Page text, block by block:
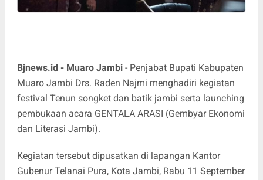
Bjnews.id - Muaro Jambi- Penjabat Bupati Kabupaten
Muaro Jambi Drs. Raden Najmi menghadiri kegiatan
festival Tenun songket dan batik jambi serta launching
pembukaan acara GENTALA ARASI (Gembyar Ekonomi
dan Literasi Jambi).
Kegiatan tersebut dipusatkan di lapangan Kantor
Gubenur Telanai Pura, Kota Jambi, Rabu 11 September